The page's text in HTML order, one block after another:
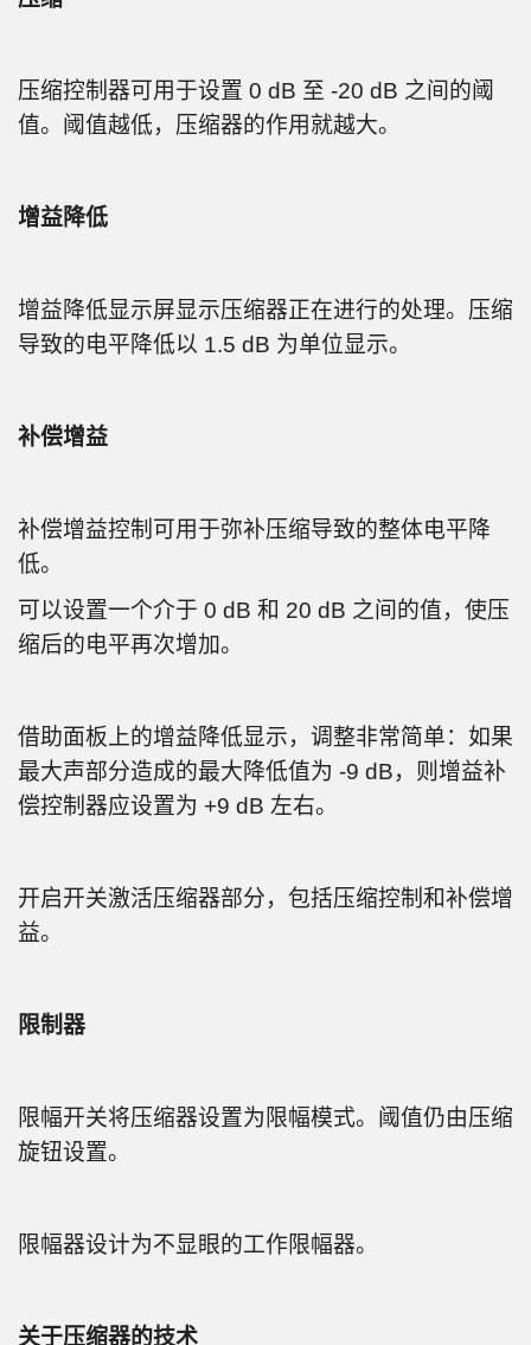
压缩控制器可用于设置 0 dB 至 -20 dB 之间的阈
值。阈值越低，压缩器的作用就越大。
增益降低
增益降低显示屏显示压缩器正在进行的处理。压缩
导致的电平降低以 1.5 dB 为单位显示。
补偿增益
补偿增益控制可用于弥补压缩导致的整体电平降
低。
可以设置一个介于 0 dB 和 20 dB 之间的值，使压
缩后的电平再次增加。
借助面板上的增益降低显示，调整非常简单：如果
最大声部分造成的最大降低值为 -9 dB，则增益补
偿控制器应设置为 +9 dB 左右。
开启开关激活压缩器部分，包括压缩控制和补偿增
益。
限制器
限幅开关将压缩器设置为限幅模式。阈值仍由压缩
旋钮设置。
限幅器设计为不显眼的工作限幅器。
关于压缩器的技术